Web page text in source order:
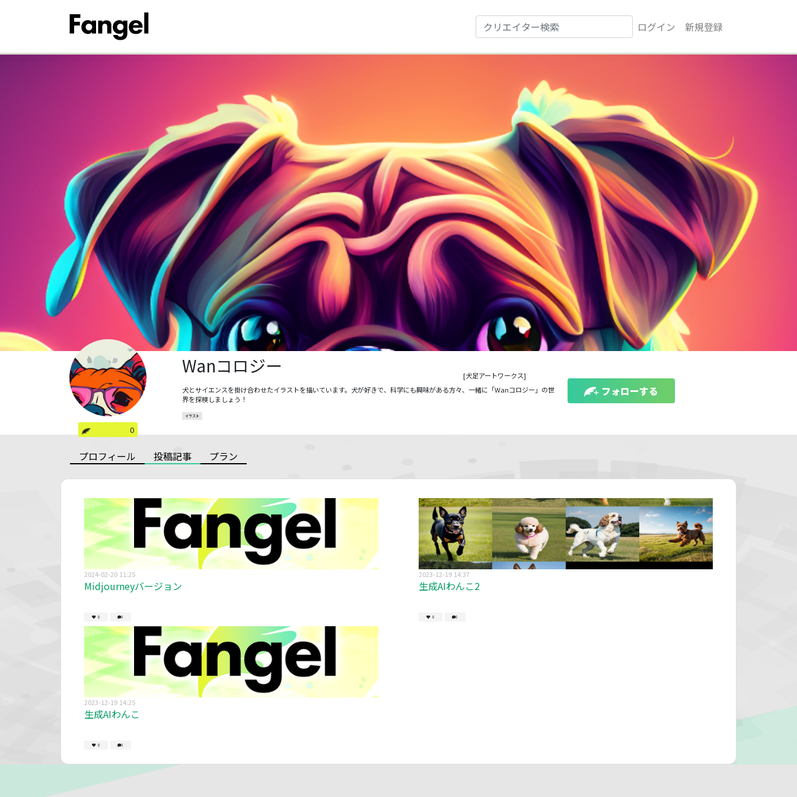
ログイン 新規登録
0
Wanコロジー
[犬足アートワークス]
犬とサイエンスを掛け合わせたイラストを描いています。犬が好きで、科学にも興味がある方々、一緒に「Wanコロジー」の世
界を探検しましょう！
イラスト
フォローする
プロフィール 投稿記事 プラン
2024-02-20 11:25
Midjourneyバージョン
0 0
2023-12-19 14:37
生成AIわんこ2
0 0
2023-12-19 14:25
生成AIわんこ
0 0